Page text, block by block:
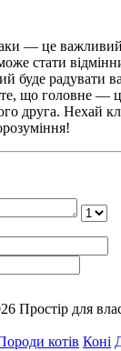
— це важливий
стати
буде радувати
що головне —
друга. Нехай
Простір для
котів Коні